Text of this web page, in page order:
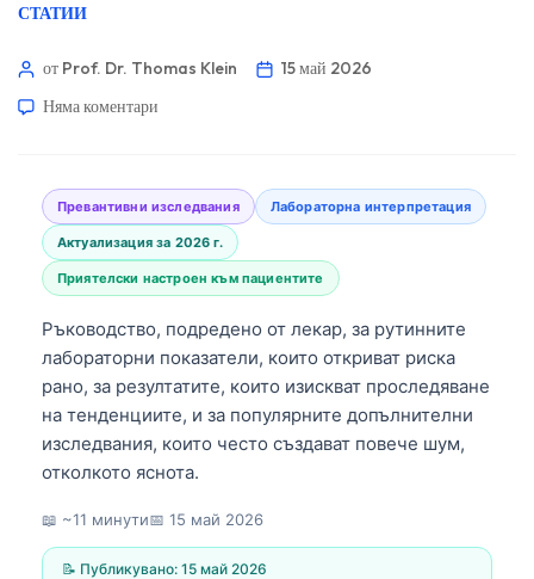
СТАТИИ
от Prof. Dr. Thomas Klein
15 май 2026
Няма коментари
Превантивни изследвания Лабораторна интерпретация
Актуализация за 2026 г.
Приятелски настроен към пациентите
Ръководство, подредено от лекар, за рутинните
лабораторни показатели, които откриват риска
рано, за резултатите, които изискват проследяване
на тенденциите, и за популярните допълнителни
изследвания, които често създават повече шум,
отколкото яснота.
📖 ~11 минути📅 15 май 2026
📝 Публикувано: 15 май 2026